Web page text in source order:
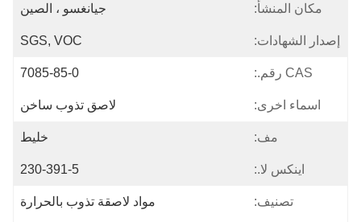
مكان المنشأ: جيانغسو ، الصين
إصدار الشهادات: SGS, VOC
CAS رقم.: 7085-85-0
اسماء اخرى: لاصق تذوب ساخن
مف: خليط
اينكس لا.: 230-391-5
تصنيف: مواد لاصقة تذوب بالحرارة